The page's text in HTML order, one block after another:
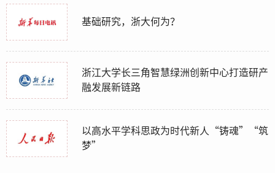
基础研究，浙大何为？
浙江大学长三角智慧绿洲创新中心打造研产
融发展新链路
以高水平学科思政为时代新人“铸魂”“筑
梦”